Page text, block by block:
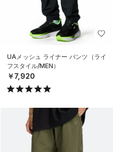
UAメッシュ ライナー パンツ（ライ
フスタイル/MEN）
￥7,920